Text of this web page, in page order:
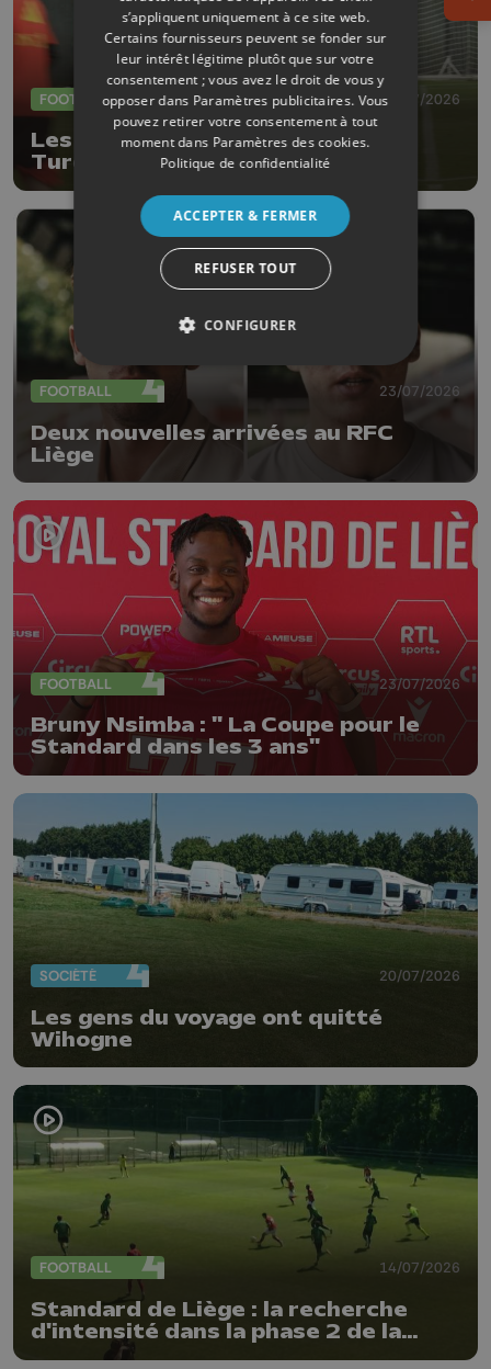
FOOTBALL 27/07/2026
Les Diables Rouges défieront la
Turquie le 2 octobre à Liège
FOOTBALL 23/07/2026
Deux nouvelles arrivées au RFC
Liège
FOOTBALL 23/07/2026
Bruny Nsimba : " La Coupe pour le
Standard dans les 3 ans"
SOCIÉTÉ 20/07/2026
Les gens du voyage ont quitté
Wihogne
FOOTBALL 14/07/2026
Standard de Liège : la recherche
d'intensité dans la phase 2 de la
préparation
s’appliquent uniquement à ce site web.
Certains fournisseurs peuvent se fonder sur
leur intérêt légitime plutôt que sur votre
consentement ; vous avez le droit de vous y
opposer dans Paramètres publicitaires. Vous
pouvez retirer votre consentement à tout
moment dans Paramètres des cookies.
Politique de confidentialité
ACCEPTER & FERMER
REFUSER TOUT
CONFIGURER